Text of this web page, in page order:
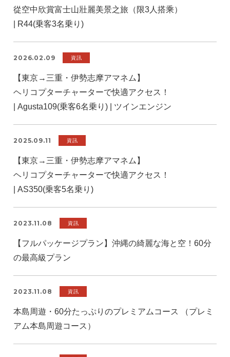
從空中欣賞富士山壯麗美景之旅（限3人搭乘）
| R44(乗客3名乗り)
2026.02.09 資訊
【東京→三重・伊勢志摩アマネム】
ヘリコプターチャーターで快適アクセス！
| Agusta109(乗客6名乗り) | ツインエンジン
2025.09.11 資訊
【東京→三重・伊勢志摩アマネム】
ヘリコプターチャーターで快適アクセス！
| AS350(乗客5名乗り)
2023.11.08 資訊
【フルパッケージプラン】沖縄の綺麗な海と空！60分
の最高級プラン
2023.11.08 資訊
本島周遊・60分たっぷりのプレミアムコース （プレミ
アム本島周遊コース）